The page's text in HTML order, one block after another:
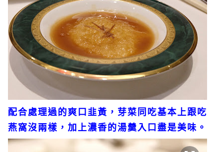
配合處理過的爽口韭黃，芽菜同吃基本上跟吃
燕窩沒兩樣，加上濃香的湯羹入口盡是美味。